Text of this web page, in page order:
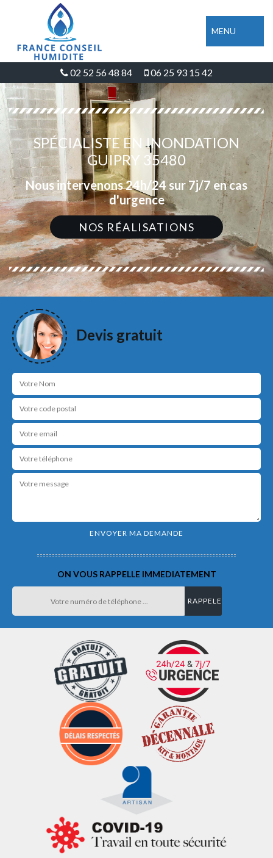
MENU
02 52 56 48 84 06 25 93 15 42
SPÉCIALISTE EN INONDATION
GUIPRY 35480
Nous intervenons 24h/24 sur 7j/7 en cas
d'urgence
NOS RÉALISATIONS
Devis gratuit
ON VOUS RAPPELLE IMMEDIATEMENT